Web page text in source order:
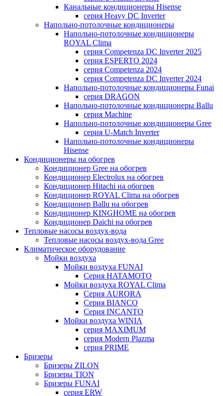
Канальные кондиционеры Hisense
серия Heavy DC Inverter
Напольно-потолочные кондиционеры
Напольно-потолочные кондиционеры
ROYAL Clima
серия Competenza DC Inverter 2025
серия ESPERTO 2024
серия Competenza 2024
серия Competenza DC Inverter 2024
Напольно-потолочные кондиционеры Funai
серия DRAGON
Напольно-потолочные кондиционеры Ballu
серия Machine
Напольно-потолочные кондиционеры Gree
серия U-Match Inverter
Напольно-потолочные кондиционеры
Hisense
Кондиционеры на обогрев
Кондиционер Gree на обогрев
Кондиционер Electrolux на обогрев
Кондиционер Hitachi на обогрев
Кондиционер ROYAL Clima на обогрев
Кондиционер Ballu на обогрев
Кондиционер KINGHOME на обогрев
Кондиционер Daichi на обогрев
Тепловые насосы воздух-вода
Тепловые насосы воздух-вода Gree
Климатическое оборудование
Мойки воздуха
Мойки воздуха FUNAI
Серия HATAMOTO
Мойки воздуха ROYAL Clima
Серия AURORA
Серия BIANCO
Серия INCANTO
Мойки воздуха WINIA
серия MAXIMUM
серия Modern Plazma
серия PRIME
Бризеры
Бризеры ZILON
Бризеры TION
Бризеры FUNAI
серия ERW